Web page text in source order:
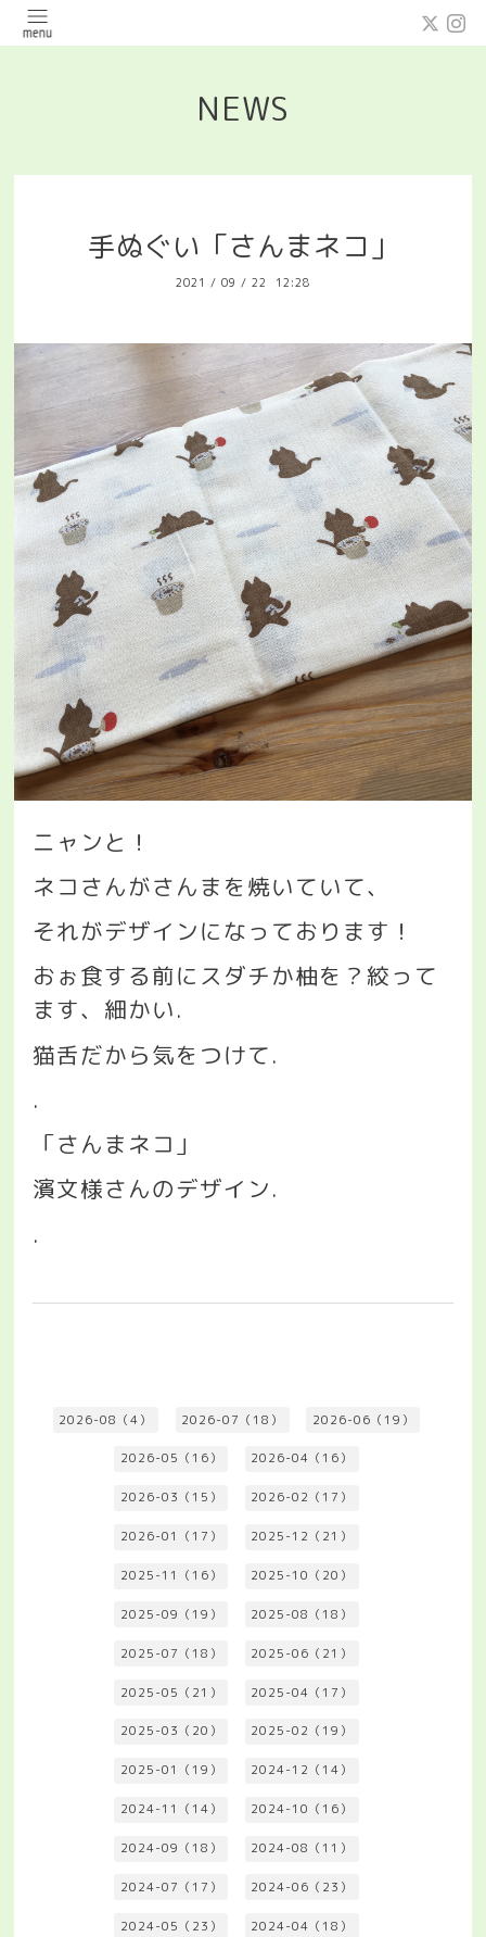
NEWS
手ぬぐい「さんまネコ」
2021 / 09 / 22 12:28
ニャンと！
ネコさんがさんまを焼いていて、
それがデザインになっております！
おぉ食する前にスダチか柚を？絞って
ます、細かい.
猫舌だから気をつけて.
.
「さんまネコ」
濱文様さんのデザイン.
.
2026-08（4） 2026-07（18） 2026-06（19）
2026-05（16） 2026-04（16）
2026-03（15） 2026-02（17）
2026-01（17） 2025-12（21）
2025-11（16） 2025-10（20）
2025-09（19） 2025-08（18）
2025-07（18） 2025-06（21）
2025-05（21） 2025-04（17）
2025-03（20） 2025-02（19）
2025-01（19） 2024-12（14）
2024-11（14） 2024-10（16）
2024-09（18） 2024-08（11）
2024-07（17） 2024-06（23）
2024-05（23） 2024-04（18）